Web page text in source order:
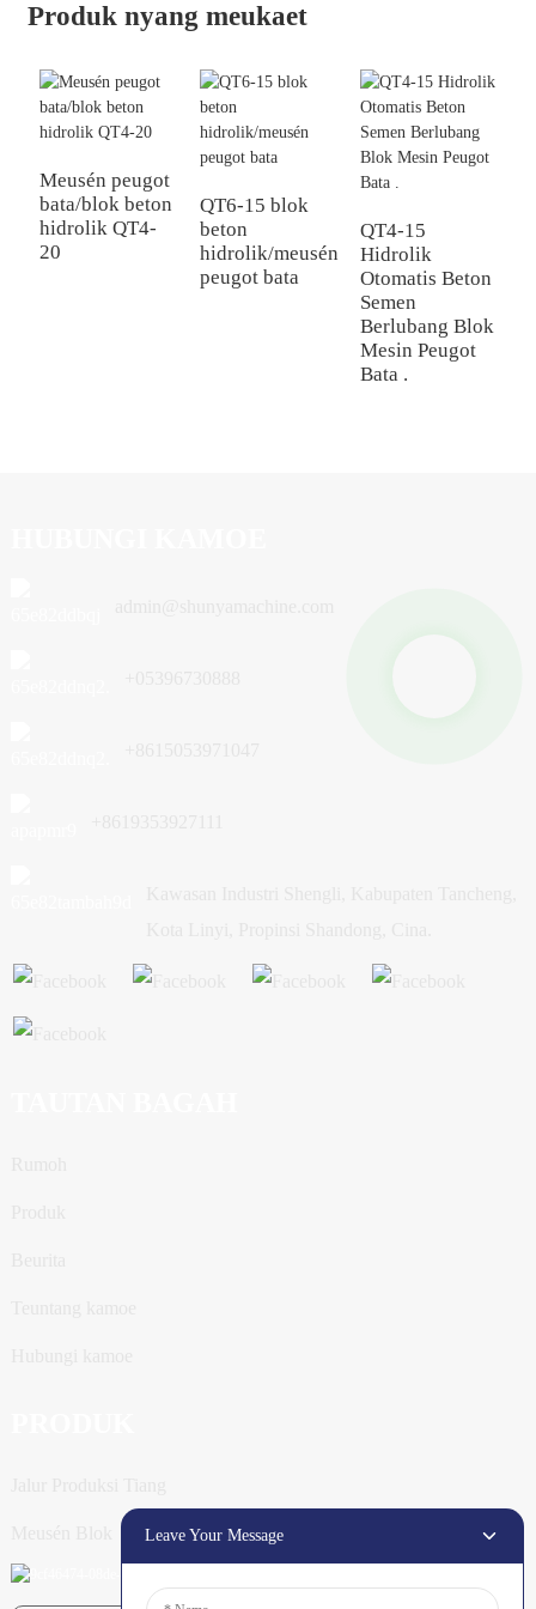
Produk nyang meukaet
Meusén peugot
bata/blok beton
hidrolik QT4-
20
QT6-15 blok
beton
hidrolik/meusén
peugot bata
QT4-15
Hidrolik
Otomatis Beton
Semen
Berlubang Blok
Mesin Peugot
Bata .
Leave Your Message